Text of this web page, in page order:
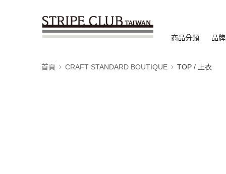
商品分類 品
首頁 CRAFT STANDARD BOUTIQUE TOP / 上衣